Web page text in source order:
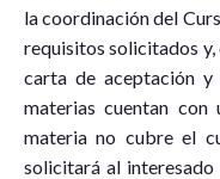
la coordinación del
requisitos solicitados y,
carta de aceptación
materias cuentan
materia no cubre el
solicitará al